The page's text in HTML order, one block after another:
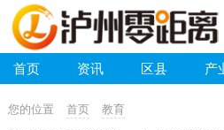
首页 资讯 区县 产
您的位置 首页 教育